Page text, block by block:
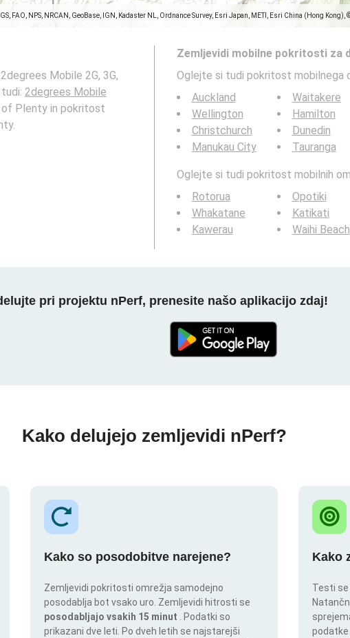
FAO, NPS, NRCAN, GeoBase, IGN, Kadaster NL, Ordnance Survey, Esri Japan, METI, Esri China (Hong
Mobile 2G, 3G,
2degrees Mobile
of Plenty in pokritost
Zemljevidi mobilne pokritosti za
Oglejte si tudi pokritost mobilnega
Auckland
Wellington
Christchurch
Manukau City
Waitakere
Hamilton
Dunedin
Tauranga
Oglejte si tudi pokritost mobilnih
Rotorua
Whakatane
Kawerau
Opotiki
Katikati
Waihi Beach
pri projektu nPerf, prenesite našo aplikacijo zdaj!
Kako delujejo zemljevidi nPerf?
Kako so posodobitve narejene?
Zemljevidi pokritosti omrežja samodejno
posodablja bot vsako uro. Zemljevidi hitrosti se
posodabljajo vsakih 15 minut
. Podatki so
prikazani dve leti. Po dveh letih se najstarejši
Kako
Testi se